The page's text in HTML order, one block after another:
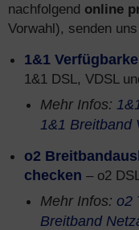
nachfolgend online
Vorwahl), senden
1&1
1&1 DSL, VDSL
Mehr Infos:
1&1 Breitband
o2
checken – o2
Mehr Infos: o2
Breitband